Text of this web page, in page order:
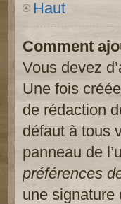
Haut
Comment
Vous devez
Une fois
de rédaction
défaut à tous
panneau de
préférences
une signature